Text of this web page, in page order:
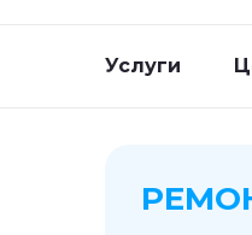
Услуги